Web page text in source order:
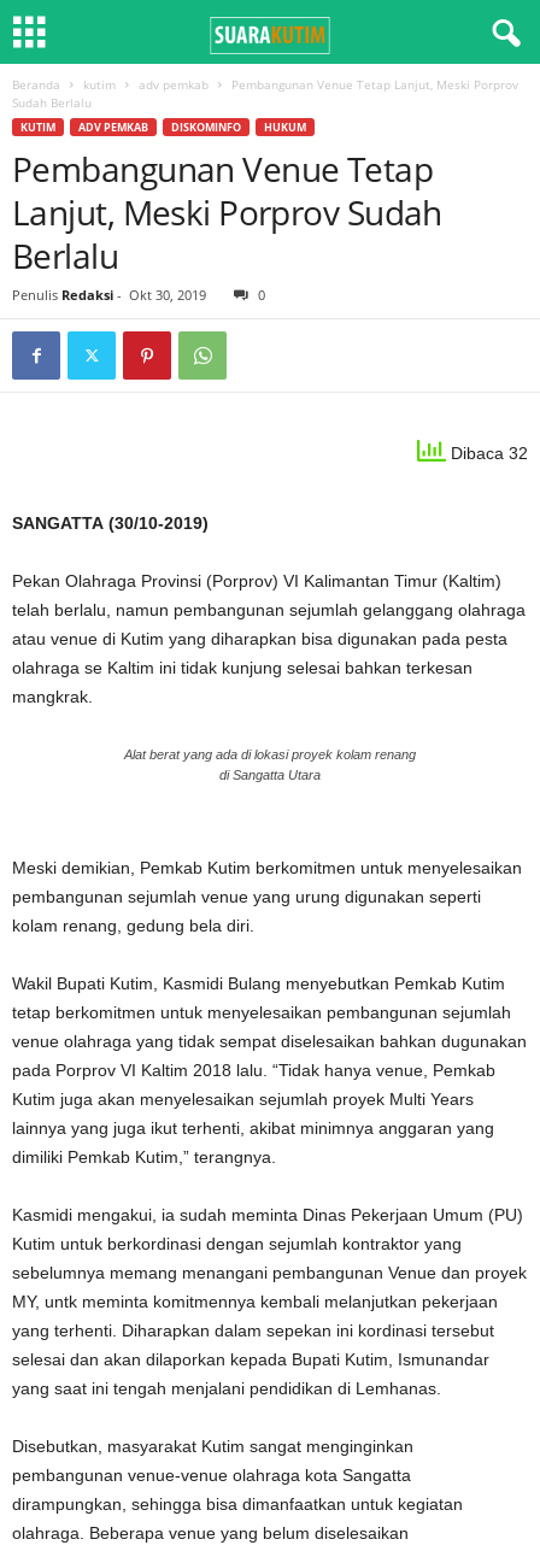
Beranda kutim adv pemkab
Pembangunan Venue Tetap Lanjut, Meski Porprov
Sudah Berlalu
KUTIM ADV PEMKAB DISKOMINFO HUKUM
Pembangunan Venue Tetap
Lanjut, Meski Porprov Sudah
Berlalu
Penulis Redaksi - Okt 30, 2019 0
Dibaca 32
SANGATTA (30/10-2019)
Pekan Olahraga Provinsi (Porprov) VI Kalimantan Timur (Kaltim)
telah berlalu, namun pembangunan sejumlah gelanggang olahraga
atau venue di Kutim yang diharapkan bisa digunakan pada pesta
olahraga se Kaltim ini tidak kunjung selesai bahkan terkesan
mangkrak.
Alat berat yang ada di lokasi proyek kolam renang
di Sangatta Utara
Meski demikian, Pemkab Kutim berkomitmen untuk menyelesaikan
pembangunan sejumlah venue yang urung digunakan seperti
kolam renang, gedung bela diri.
Wakil Bupati Kutim, Kasmidi Bulang menyebutkan Pemkab Kutim
tetap berkomitmen untuk menyelesaikan pembangunan sejumlah
venue olahraga yang tidak sempat diselesaikan bahkan dugunakan
pada Porprov VI Kaltim 2018 lalu. “Tidak hanya venue, Pemkab
Kutim juga akan menyelesaikan sejumlah proyek Multi Years
lainnya yang juga ikut terhenti, akibat minimnya anggaran yang
dimiliki Pemkab Kutim,” terangnya.
Kasmidi mengakui, ia sudah meminta Dinas Pekerjaan Umum (PU)
Kutim untuk berkordinasi dengan sejumlah kontraktor yang
sebelumnya memang menangani pembangunan Venue dan proyek
MY, untk meminta komitmennya kembali melanjutkan pekerjaan
yang terhenti. Diharapkan dalam sepekan ini kordinasi tersebut
selesai dan akan dilaporkan kepada Bupati Kutim, Ismunandar
yang saat ini tengah menjalani pendidikan di Lemhanas.
Disebutkan, masyarakat Kutim sangat menginginkan
pembangunan venue-venue olahraga kota Sangatta
dirampungkan, sehingga bisa dimanfaatkan untuk kegiatan
olahraga. Beberapa venue yang belum diselesaikan